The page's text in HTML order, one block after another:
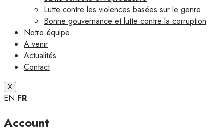
Lutte contre les violences basées sur le genre
Bonne gouvernance et lutte contre la corruption
Notre équipe
A venir
Actualités
Contact
X
EN FR
Account